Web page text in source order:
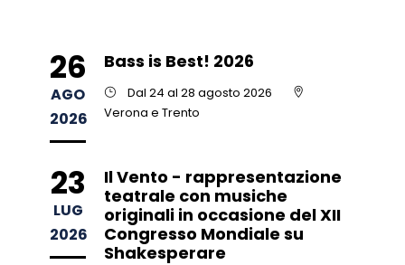
26
AGO
2026
Bass is Best! 2026
Dal 24 al 28 agosto 2026
Verona e Trento
23
LUG
2026
Il Vento - rappresentazione
teatrale con musiche
originali in occasione del XII
Congresso Mondiale su
Shakesperare